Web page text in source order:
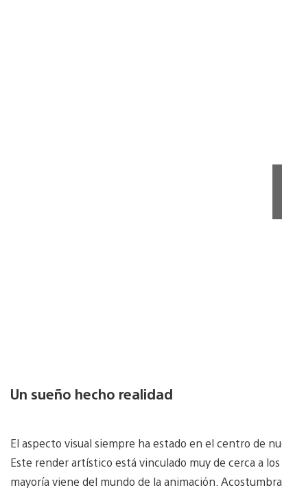
Un sueño hecho realidad
El aspecto visual siempre ha estado en el centro de
Este render artístico está vinculado muy de cerca a
mayoría viene del mundo de la animación.